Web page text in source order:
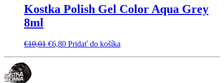
€10,01.€6,80.
Kostka Polish Gel Color Aqua Grey
8ml
€10,01 Pôvodná
€6,80Aktuálna
Pridať do košíka